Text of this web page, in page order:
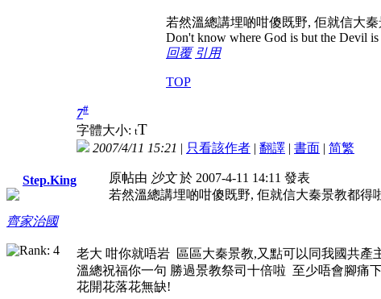
若然溫總講埋啲咁傻既野, 佢就信大
Don't know where God is but the Devil is
回覆 引用
TOP
Step.King
齊家治國
7#
字體大小: tT
2007/4/11 15:21 | 只看該作者 | 翻譯 | 書面 | 简繁
原帖由 沙文於 2007-4-11 14:11 發表
若然溫總講埋啲咁傻既野, 佢就信大秦景教都
老大 咁你就唔岩 區區大秦景教,又點可以同我國共產
溫總祝福你一句 勝過景教祭司十倍啦 至少唔會腳痛
花開花落花無缺!